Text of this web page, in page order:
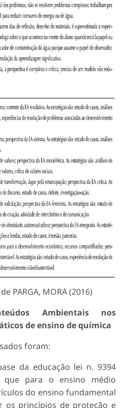
PARGA, MORA (2016)
Ambientais nos
de ensino de química
foram:
da educação lei n. 9394
que para o ensino médio
do ensino fundamental
os princípios de proteção e